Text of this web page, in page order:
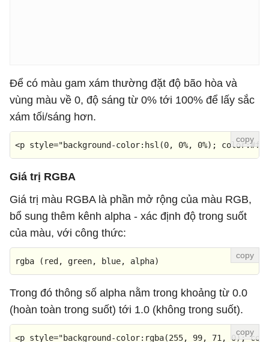
Để có màu gam xám thường đặt độ bão hòa và
vùng màu về 0, độ sáng từ 0% tới 100% để lấy sắc
xám tối/sáng hơn.
<p style="background-color:hsl(0, 0%, 0%);
Giá trị RGBA
Giá trị màu RGBA là phần mở rộng của màu RGB,
bổ sung thêm kênh alpha - xác định độ trong suốt
của màu, với công thức:
rgba (red, green, blue, alpha)
Trong đó thông số alpha nằm trong khoảng từ 0.0
(hoàn toàn trong suốt) tới 1.0 (không trong suốt).
<p style="background-color:rgba(255, 99, 71, 0);